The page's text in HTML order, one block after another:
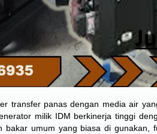
transfer panas dengan media air
milik IDM berkinerja tinggi
bakar umum yang biasa di gunakan,